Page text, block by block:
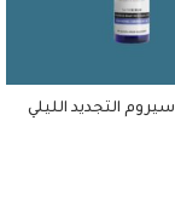
التجديد الليلي